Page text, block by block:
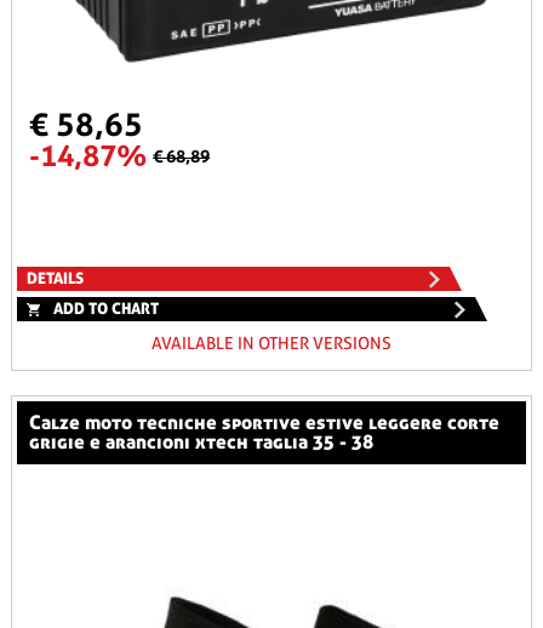
€ 58,65
-14,87% € 68,89
DETAILS
ADD TO CHART
AVAILABLE IN OTHER VERSIONS
calze moto tecniche sportive estive leggere corte
grigie e arancioni xtech taglia 35 - 38